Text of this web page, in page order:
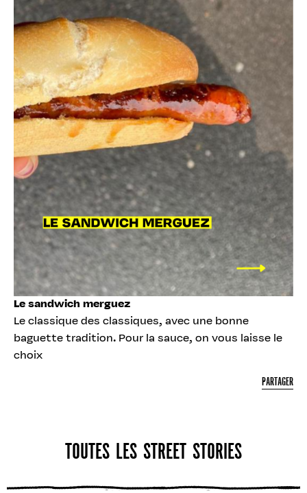
Le sandwich merguez
Le classique des classiques, avec une bonne
baguette tradition. Pour la sauce, on vous laisse le
choix
PARTAGER
TOUTES LES STREET STORIES